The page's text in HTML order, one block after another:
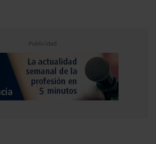
Publicidad